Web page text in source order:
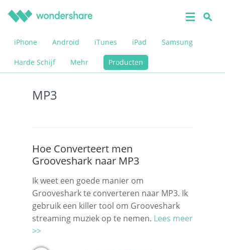
iPhone Android iTunes iPad Samsung
Harde Schijf Mehr Producten
MP3
Hoe Converteert men
Grooveshark naar MP3
Ik weet een goede manier om
Grooveshark te converteren naar MP3. Ik
gebruik een killer tool om Grooveshark
streaming muziek op te nemen. Lees meer
>>